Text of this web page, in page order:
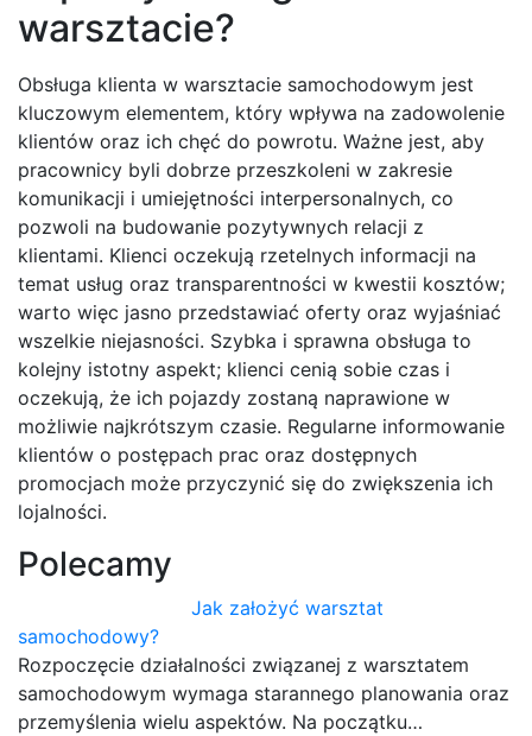
warsztacie?
Obsługa klienta w warsztacie samochodowym jest
kluczowym elementem, który wpływa na zadowolenie
klientów oraz ich chęć do powrotu. Ważne jest, aby
pracownicy byli dobrze przeszkoleni w zakresie
komunikacji i umiejętności interpersonalnych, co
pozwoli na budowanie pozytywnych relacji z
klientami. Klienci oczekują rzetelnych informacji na
temat usług oraz transparentności w kwestii kosztów;
warto więc jasno przedstawiać oferty oraz wyjaśniać
wszelkie niejasności. Szybka i sprawna obsługa to
kolejny istotny aspekt; klienci cenią sobie czas i
oczekują, że ich pojazdy zostaną naprawione w
możliwie najkrótszym czasie. Regularne informowanie
klientów o postępach prac oraz dostępnych
promocjach może przyczynić się do zwiększenia ich
lojalności.
Polecamy
Jak założyć warsztat
samochodowy?
Rozpoczęcie działalności związanej z warsztatem
samochodowym wymaga starannego planowania oraz
przemyślenia wielu aspektów. Na początku…